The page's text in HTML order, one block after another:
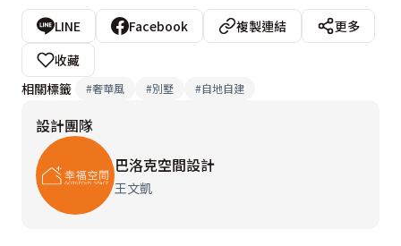
推開雙開門，矗立於一旁的華麗旋轉梯盡顯豪門磅礡氣
場，巴洛克空間設計找來曾執行捷運工程，具深厚施工經
驗的鐵工工班，運用鋼構包覆石材的手法，完成大面積踏
以做到的高難度工程。美學設計面則注入屋主酷愛的巴洛
克風格，以精緻線板、造形羅馬柱、美麗雕飾闡述古典藝
術的人文底蘊，並融入風水布局，用極致的典雅質感定義
世代傳承的典藏之家。
LINE Facebook 複製連結
更多
收藏
相關標籤
#奢華風 #別墅 #自地自建
設計團隊
巴洛克空間設計
王文凱